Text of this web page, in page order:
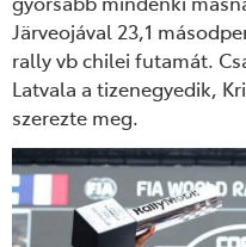
Järveojával 23,1
rally vb chilei futamát.
Latvala a tizenegyedik,
szerezte meg.